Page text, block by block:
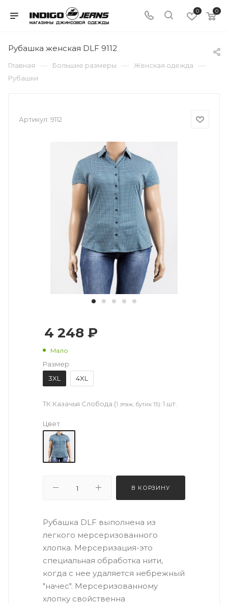
0 0
Рубашка женская DLF 9112
Главная — Большие размеры — Женская одежда —
Рубашки
Артикул: 9112
4 248 ₽
Мало
Размер
3XL
4XL
ТК Казачья Слобода (1 этаж, бутик 15): 1 шт.
Цвет
В КОРЗИНУ
Рубашка DLF выполнена из
легкого мерсеризованного
хлопка. Мерсеризация-это
специальная обработка нити,
когда с нее удаляется небрежный
"начес". Мерсеризованному
хлопку свойственна